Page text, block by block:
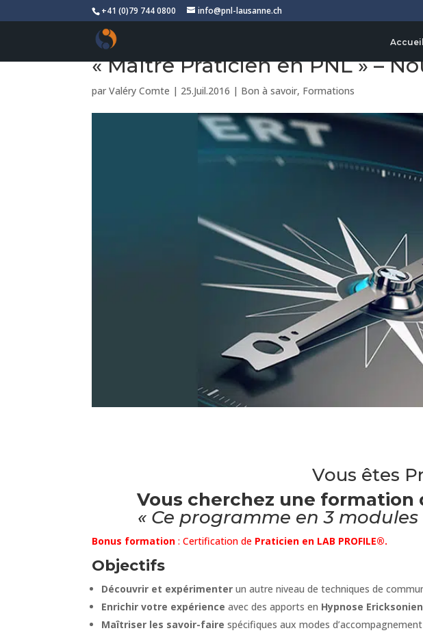
+41 (0)79 744 0800 info@pnl-lausanne.ch
Accueil
« Maître Praticien en PNL » –
parValéry Comte | 25.Juil.2016 | Bon à savoir, Formations
Vous êtes
Vous cherchez une formation
« Ce programme en 3
Bonus formation : Certification de Praticien en LAB PROFILE®.
Objectifs
Découvrir et expérimenter un autre niveau de techniques de
Enrichir votre expérience avec des apports en Hypnose
Maîtriser les savoir-faire spécifiques aux modes